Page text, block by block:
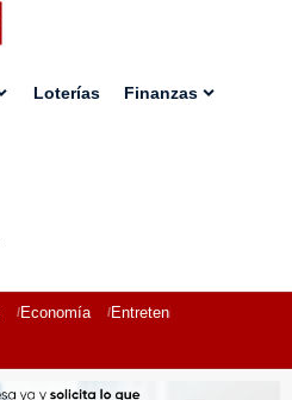
Loterías Finanzas
Economía Entretenimiento